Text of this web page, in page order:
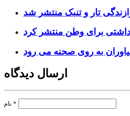
تار و تنبک منتشر شد
برای وطن منتشر کرد
به روی صحنه می رود
ارسال دیدگاه
*